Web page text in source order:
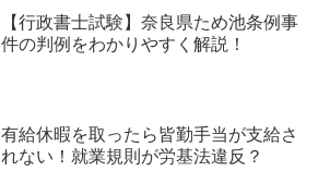
【行政書士試験】奈良県ため池条例事
件の判例をわかりやすく解説！
有給休暇を取ったら皆勤手当が支給さ
れない！就業規則が労基法違反？